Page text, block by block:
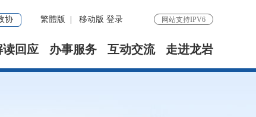
协 繁體版 移动版 登录 网站支持IPV6
读回应 办事服务 互动交流 走进龙岩